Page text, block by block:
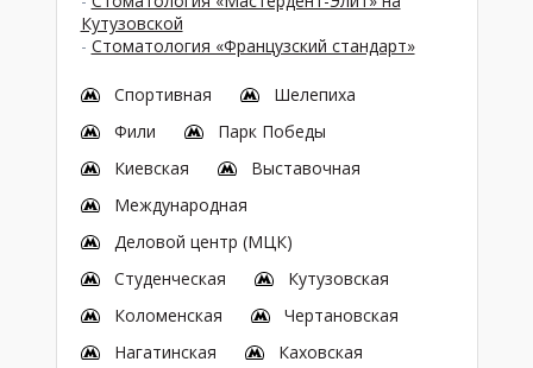
Кутузовской
- Стоматология «Французский стандарт»
Спортивная
Шелепиха
Фили
Парк Победы
Киевская
Выставочная
Международная
Деловой центр (МЦК)
Студенческая
Кутузовская
Коломенская
Чертановская
Нагатинская
Каховская